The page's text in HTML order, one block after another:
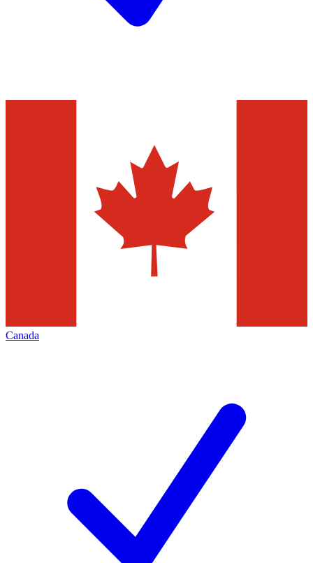
Canada